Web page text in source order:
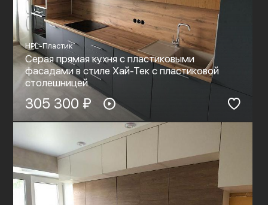
HPL-Пластик
Серая прямая кухня с пластиковыми
фасадами в стиле Хай-Тек с пластиковой
столешницей
305 300 ₽